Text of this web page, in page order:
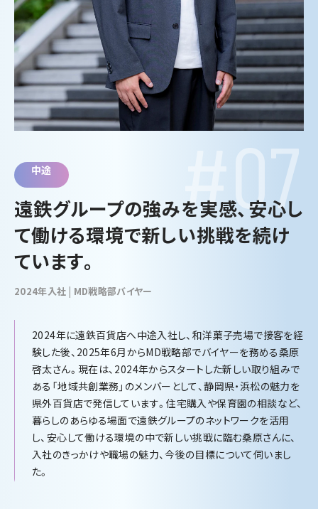
#07
中途
遠鉄グループの強みを実感、安心し
て働ける環境で新しい挑戦を続け
ています。
2024年入社 | MD戦略部バイヤー
2024年に遠鉄百貨店へ中途入社し、和洋菓子売場で接客を経
験した後、2025年6月からMD戦略部でバイヤーを務める桑原
啓太さん。現在は、2024年からスタートした新しい取り組みで
ある「地域共創業務」のメンバーとして、静岡県・浜松の魅力を
県外百貨店で発信しています。住宅購入や保育園の相談など、
暮らしのあらゆる場面で遠鉄グループのネットワークを活用
し、安心して働ける環境の中で新しい挑戦に臨む桑原さんに、
入社のきっかけや職場の魅力、今後の目標について伺いまし
た。